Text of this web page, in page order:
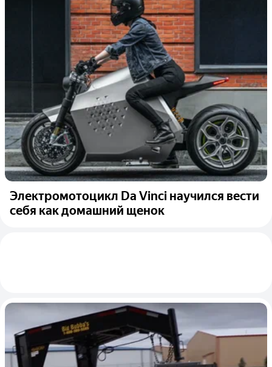
Электромотоцикл Da Vinci научился вести
себя как домашний щенок